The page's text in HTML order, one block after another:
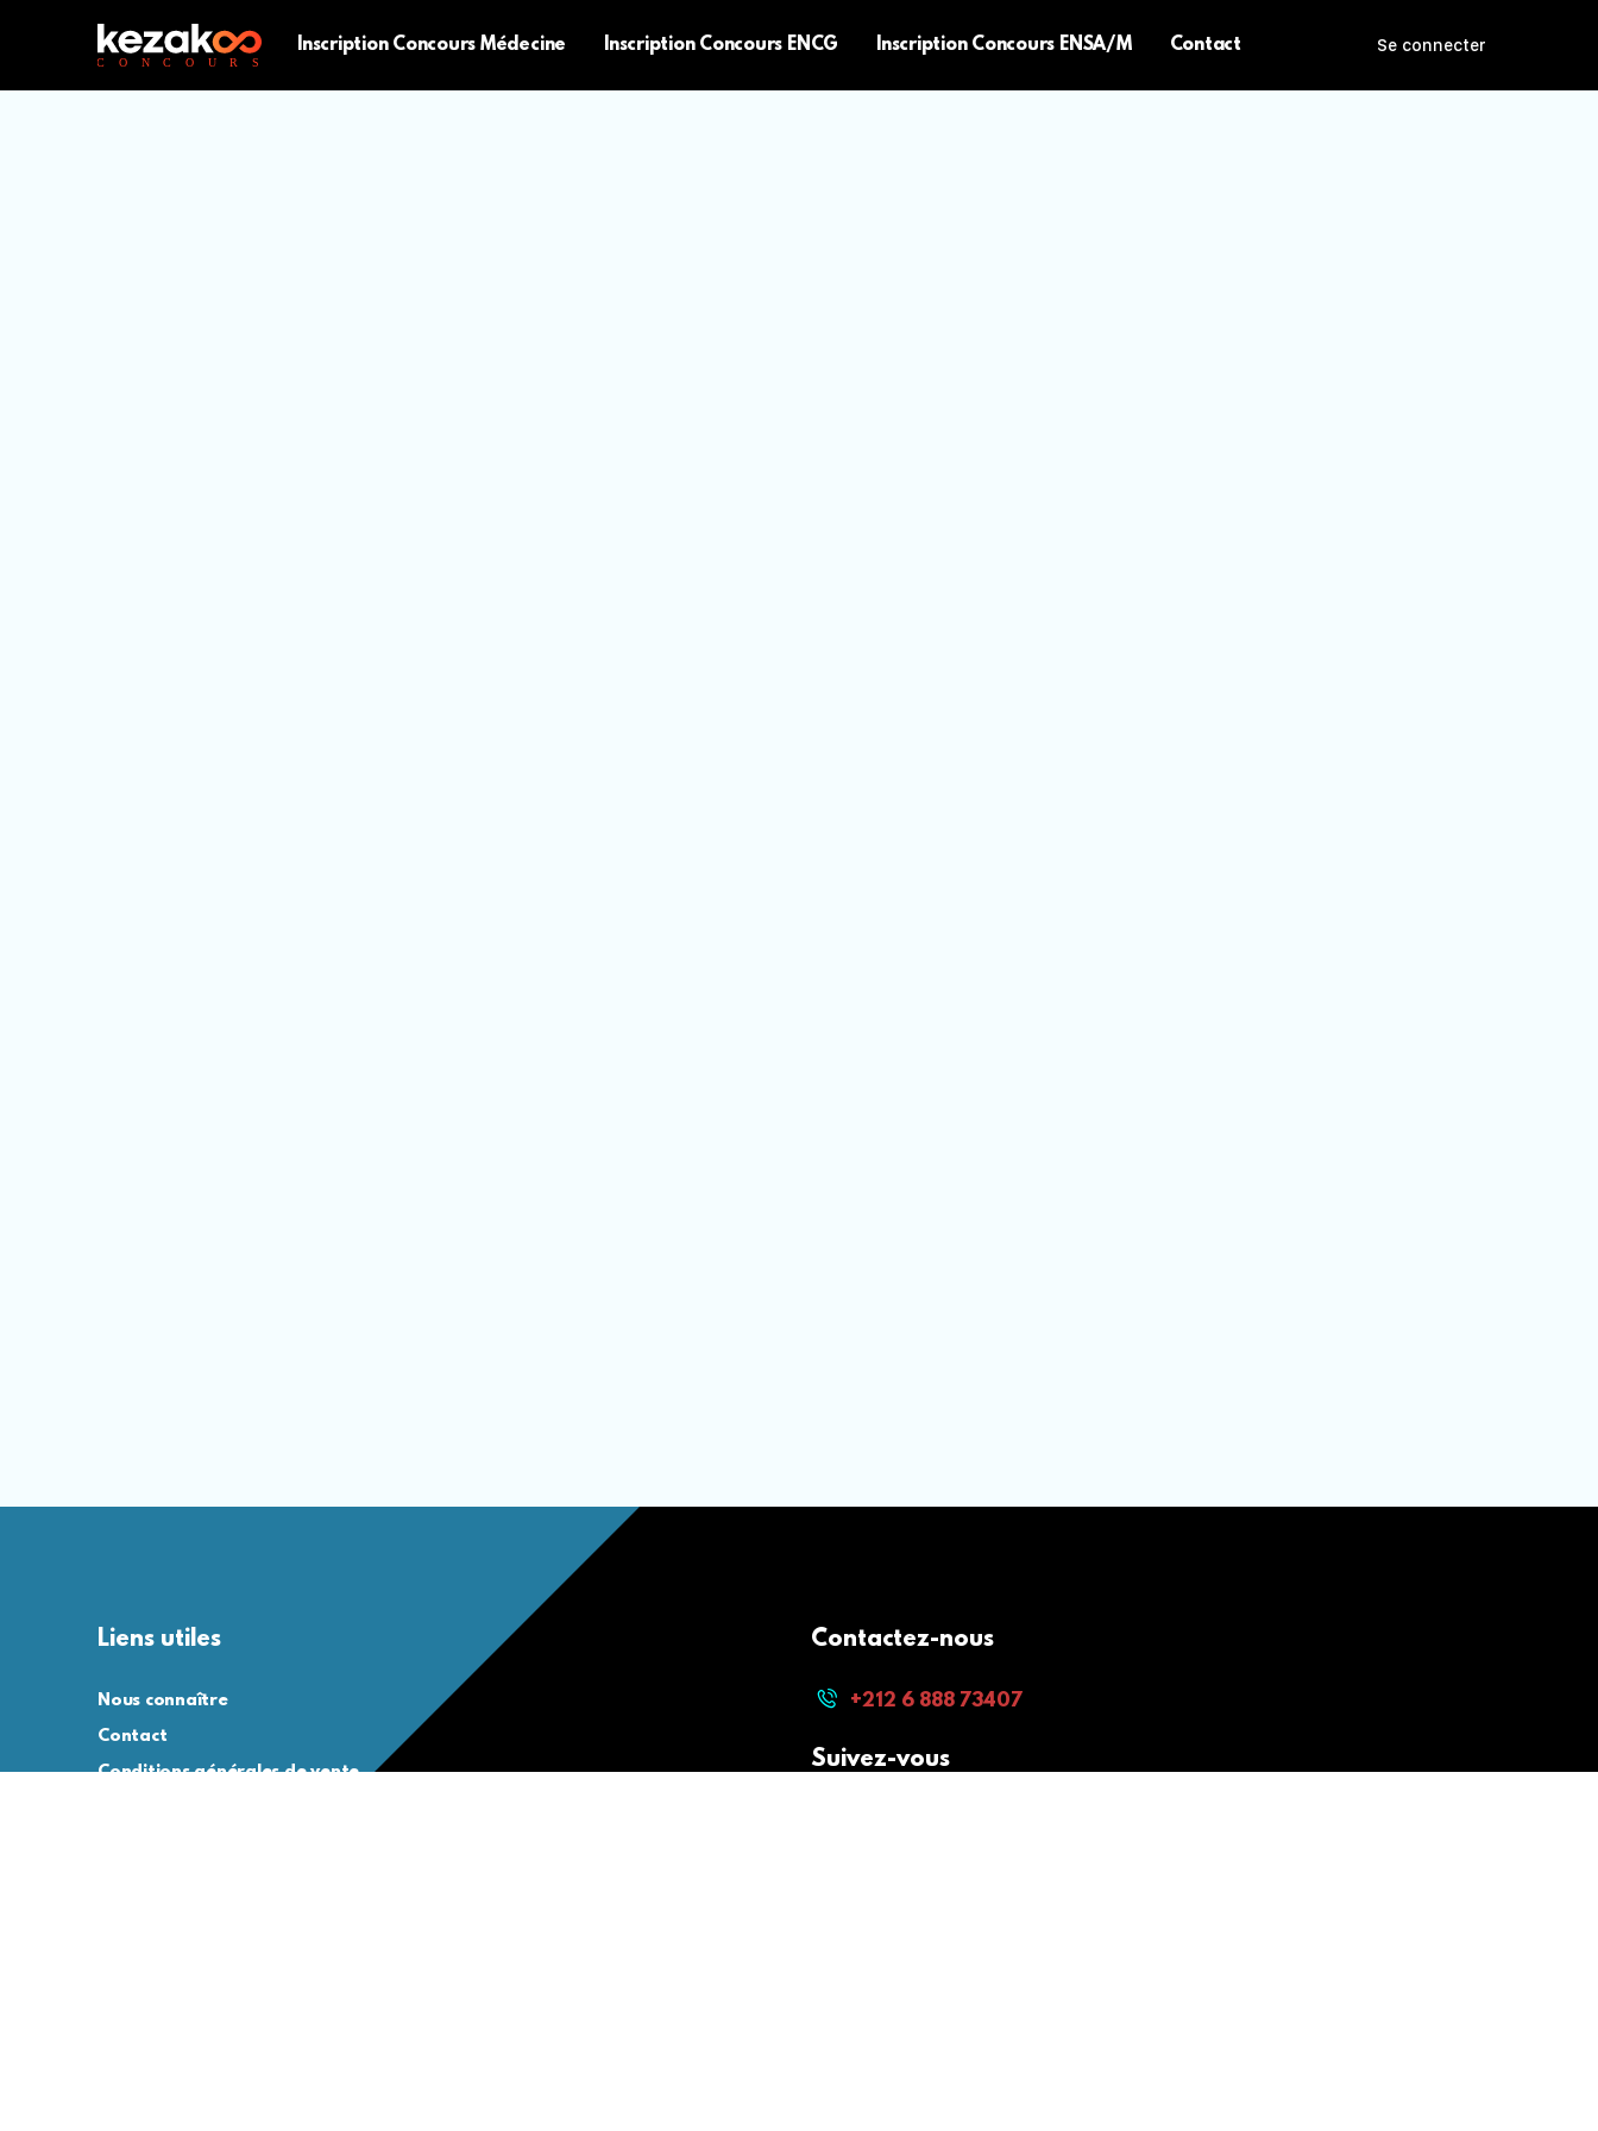
Inscription Concours Médecine Inscription Concours ENCG Inscription Concours ENSA/M Contact Se connecter
Liens utiles
Nous connaître
Contact
Conditions générales de vente
Contactez-nous
+212 6 888 73407
Suivez-vous